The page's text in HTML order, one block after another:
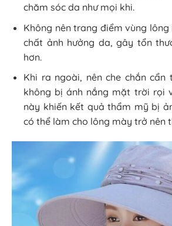
chăm sóc da như mọi khi.
Không nên trang điểm vùng
chất ảnh hưởng da, gây tổn
hơn.
Khi ra ngoài, nên che chắn cẩn
không bị ánh nắng mặt trời rọi
này khiến kết quả thẩm mỹ bị
có thể làm cho lông mày trở nên